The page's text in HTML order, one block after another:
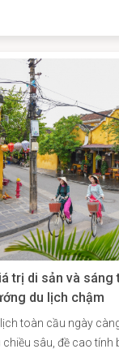
mong muốn được
để bước đi trên
Nhật ở đó từng đi
được hoàn thành
- là minh chứng cho
năng động giữa hai
tự do.
trị di sản và sáng
du lịch chậm
toàn cầu ngày
sâu, đề cao tính